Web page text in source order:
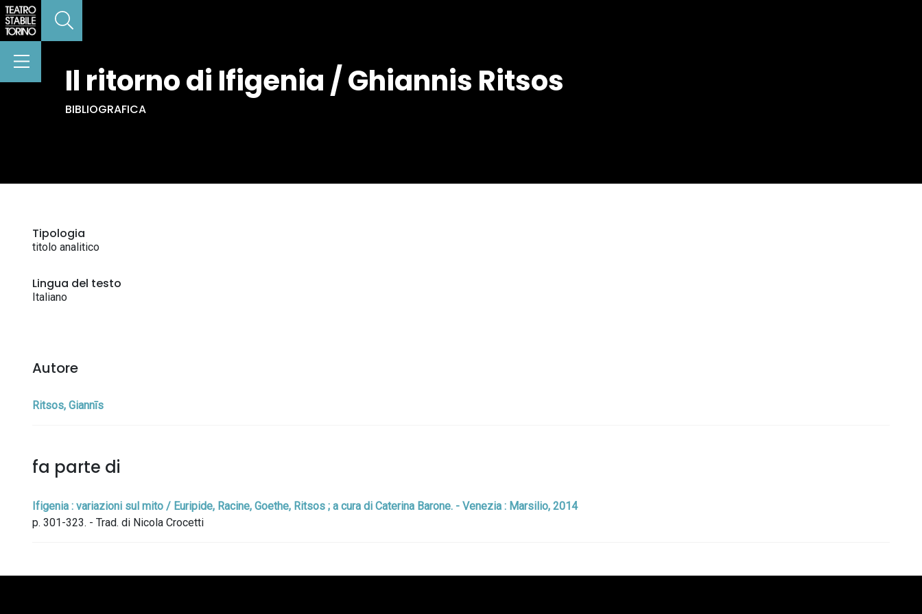
Il ritorno di Ifigenia / Ghiannis Ritsos
BIBLIOGRAFICA
Tipologia
titolo analitico
Lingua del testo
Italiano
Autore
Ritsos, Giannīs
fa parte di
Ifigenia : variazioni sul mito / Euripide, Racine, Goethe, Ritsos ; a cura di Caterina Barone. - Venezia : Marsilio, 2014
p. 301-323. - Trad. di Nicola Crocetti